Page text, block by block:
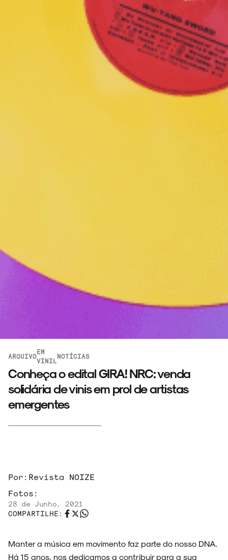
ARQUIVO
EM
VINIL
NOTÍCIAS
Conheça o edital GIRA! NRC: venda
solidária de vinis em prol de artistas
emergentes
Por: Revista NOIZE
Fotos:
28 de Junho, 2021
COMPARTILHE:
Manter a música em movimento faz parte do nosso DNA.
Há 15 anos, nos dedicamos a contribuir para a sua